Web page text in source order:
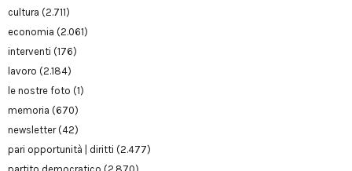
cultura (2.711)
economia (2.061)
interventi (176)
lavoro (2.184)
le nostre foto (1)
memoria (670)
newsletter(42)
pari opportunità | diritti (2.477)